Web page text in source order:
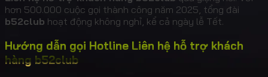
hơn 500.000 cuộc gọi thành công năm 2025, tổng đài
b52club hoạt động không nghỉ, kể cả ngày lễ Tết.
Hướng dẫn gọi Hotline Liên hệ hỗ trợ khách
hàng b52club